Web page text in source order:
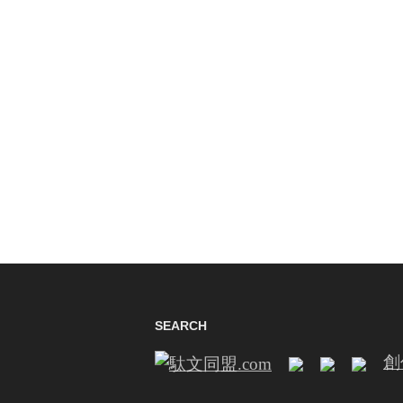
SEARCH